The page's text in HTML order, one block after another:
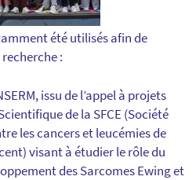
été utilisés afin de
:
issu de l’appel à projets
de la SFCE (Société
les cancers et leucémies de
visant à étudier le rôle du
des Sarcomes Ewing et